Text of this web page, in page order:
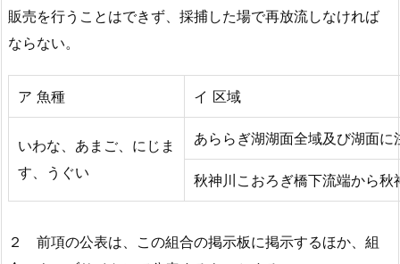
販売を行うことはできず、採捕した場で再放流しなければ
ならない。
ア 魚種 イ 区域
いわな、あまご、にじま
す、うぐい
あららぎ湖湖面全域及び湖面に
秋神川こおろぎ橋下流端から秋
２ 前項の公表は、この組合の掲示板に掲示するほか、組